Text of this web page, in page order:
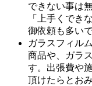
できない事は
「上手くでき
御依頼も多いで
ガラスフィル
商品や、ガラ
す。出張費や
頂けたらとお